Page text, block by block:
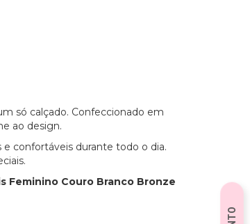
só calçado. Confeccionado em
ao design.
confortáveis durante todo o dia.
Feminino Couro Branco Bronze